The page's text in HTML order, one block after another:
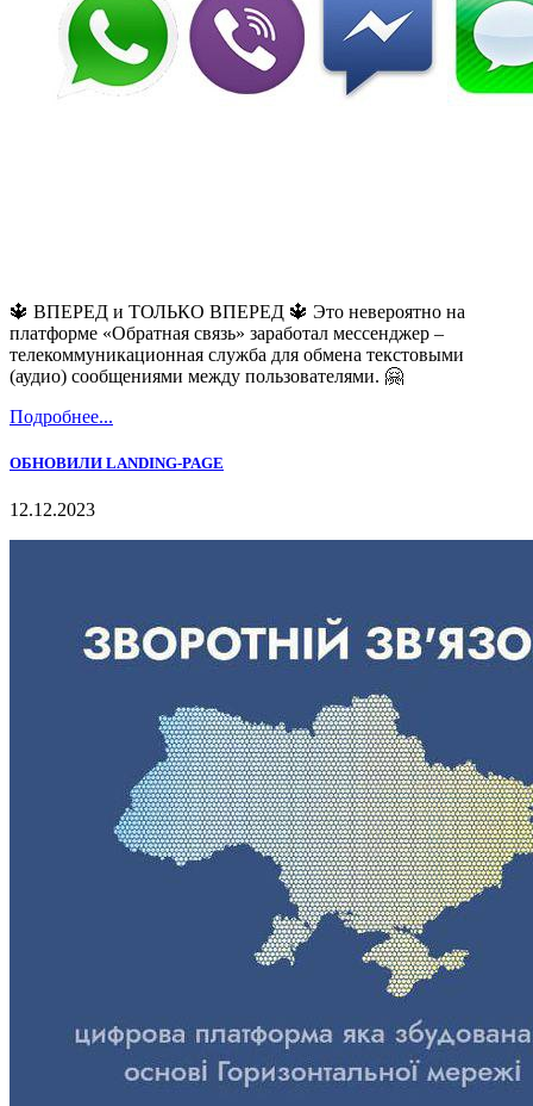
🔱 ВПЕРЕД и ТОЛЬКО ВПЕРЕД 🔱 Это невероятно на
платформе «Обратная связь» заработал мессенджер –
телекоммуникационная служба для обмена текстовыми
(аудио) сообщениями между пользователями. 🤗
Подробнее...
ОБНОВИЛИ LANDING-PAGE
12.12.2023